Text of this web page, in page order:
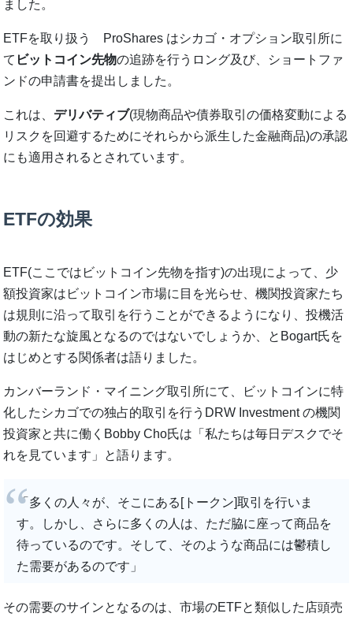
ました。
ETFを取り扱う ProShares はシカゴ・オプション取引所に
て ビットコイン先物の追跡を行うロング及び、ショートファ
ンドの申請書を提出しました。
これは、 デリバティブ(現物商品や債券取引の価格変動による
リスクを回避するためにそれらから派生した金融商品)の承認
にも適用されるとされています。
ETFの効果
ETF(ここではビットコイン先物を指す)の出現によって、少
額投資家はビットコイン市場に目を光らせ、機関投資家たち
は規則に沿って取引を行うことができるようになり、投機活
動の新たな旋風となるのではないでしょうか、とBogart氏を
はじめとする関係者は語りました。
カンバーランド・マイニング取引所にて、ビットコインに特
化したシカゴでの独占的取引を行うDRW Investment の機関
投資家と共に働くBobby Cho氏は「私たちは毎日デスクでそ
れを見ています」と語ります。
「多くの人々が、そこにある[トークン]取引を行いま
す。しかし、さらに多くの人は、ただ脇に座って商品を
待っているのです。そして、そのような商品には鬱積し
た需要があるのです」
その需要のサインとなるのは、市場のETFと類似した店頭売